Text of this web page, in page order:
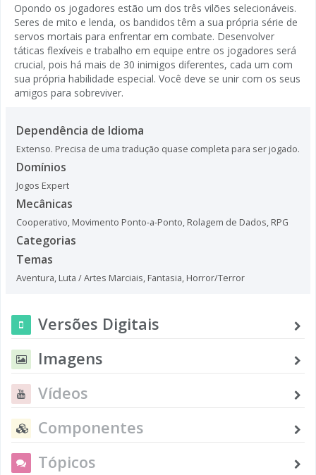
Opondo os jogadores estão um dos três vilões selecionáveis.
Seres de mito e lenda, os bandidos têm a sua própria série de
servos mortais para enfrentar em combate. Desenvolver
táticas flexíveis e trabalho em equipe entre os jogadores será
crucial, pois há mais de 30 inimigos diferentes, cada um com
sua própria habilidade especial. Você deve se unir com os seus
amigos para sobreviver.
Dependência de Idioma
Extenso. Precisa de uma tradução quase completa para ser jogado.
Domínios
Jogos Expert
Mecânicas
Cooperativo, Movimento Ponto-a-Ponto, Rolagem de Dados, RPG
Categorias
Temas
Aventura, Luta / Artes Marciais, Fantasia, Horror/Terror
Versões Digitais
Imagens
Vídeos
Componentes
Tópicos